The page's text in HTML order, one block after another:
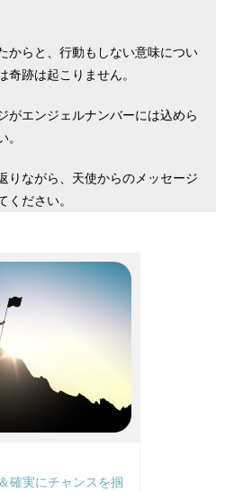
からと、行動もしない意味につい
奇跡は起こりません。
がエンジェルナンバーには込めら
。
りながら、天使からのメッセージ
ください。
確実にチャンスを掴